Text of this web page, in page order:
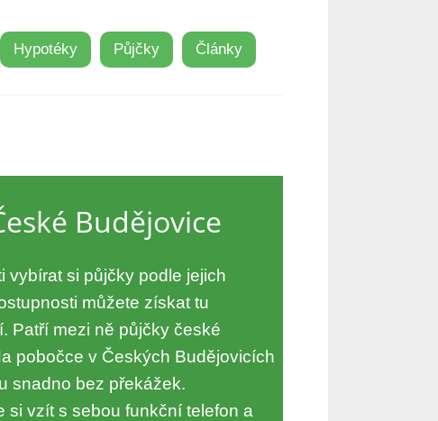
Hypotéky Půjčky Články
Budějovice
vybírat si půjčky podle jejich
můžete získat tu
Patří mezi ně půjčky české
pobočce v Českých Budějovicích
snadno bez překážek.
si vzít s sebou funkční telefon a